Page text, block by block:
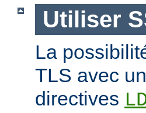
Utiliser
La
TLS avec
directives